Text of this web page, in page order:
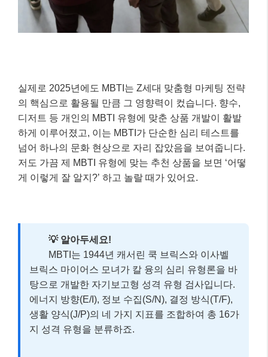
실제로 2025년에도 MBTI는 Z세대 맞춤형 마케팅 전략
의 핵심으로 활용될 만큼 그 영향력이 컸습니다. 향수,
디저트 등 개인의 MBTI 유형에 맞춘 상품 개발이 활발
하게 이루어졌고, 이는 MBTI가 단순한 심리 테스트를
넘어 하나의 문화 현상으로 자리 잡았음을 보여줍니다.
저도 가끔 제 MBTI 유형에 맞는 추천 상품을 보면 ‘어떻
게 이렇게 잘 알지?’ 하고 놀랄 때가 있어요.
💡 알아두세요!
MBTI는 1944년 캐서린 쿡 브릭스와 이사벨
브릭스 마이어스 모녀가 칼 융의 심리 유형론을 바
탕으로 개발한 자기보고형 성격 유형 검사입니다.
에너지 방향(E/I), 정보 수집(S/N), 결정 방식(T/F),
생활 양식(J/P)의 네 가지 지표를 조합하여 총 16가
지 성격 유형을 분류하죠.